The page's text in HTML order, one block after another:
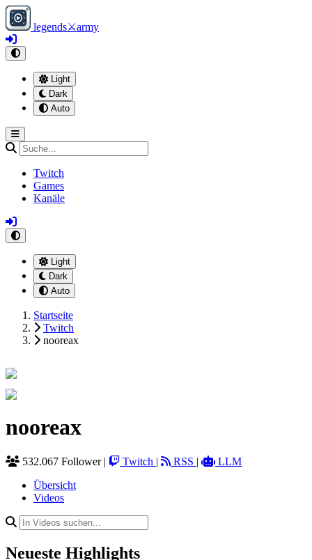
legends⚔army
Light
Dark
Auto
Twitch
Games
Kanäle
Light
Dark
Auto
Startseite
Twitch
nooreax
nooreax
532.067 Follower | Twitch | RSS |
LLM
Übersicht
Videos
Neueste Highlights